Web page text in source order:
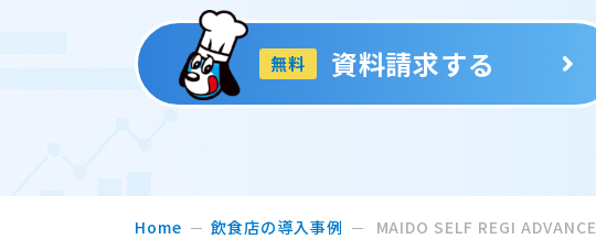
無料 資料請求する
Home 飲食店の導入事例 MAIDO SELF REGI ADVANCE